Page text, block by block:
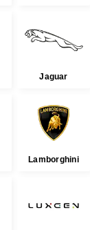
Jaguar
Lamborghini